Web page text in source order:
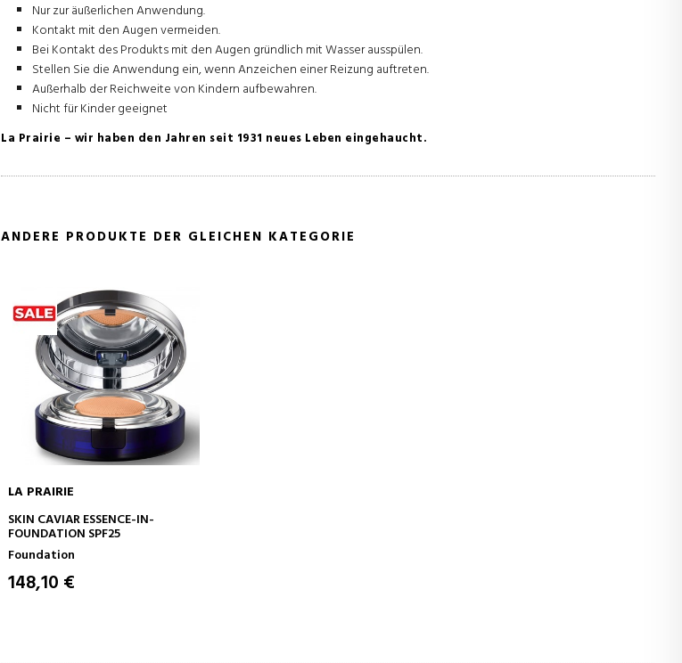
Nur zur äußerlichen Anwendung.
Kontakt mit den Augen vermeiden.
Bei Kontakt des Produkts mit den Augen gründlich mit Wasser ausspülen.
Stellen Sie die Anwendung ein, wenn Anzeichen einer Reizung auftreten.
Außerhalb der Reichweite von Kindern aufbewahren.
Nicht für Kinder geeignet
La Prairie – wir haben den Jahren seit 1931 neues Leben eingehaucht.
ANDERE PRODUKTE DER GLEICHEN KATEGORIE
IN DEN WARENKORB
LA PRAIRIE
SKIN CAVIAR ESSENCE-IN-
FOUNDATION SPF25
Foundation
148,10 €